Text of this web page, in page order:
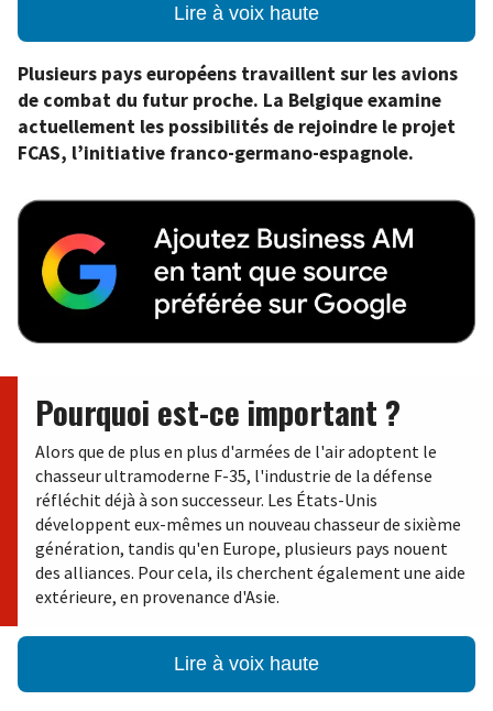
Lire à voix haute
Plusieurs pays européens travaillent sur les avions
de combat du futur proche. La Belgique examine
actuellement les possibilités de rejoindre le projet
FCAS, l’initiative franco-germano-espagnole.
Pourquoi est-ce important ?
Alors que de plus en plus d'armées de l'air adoptent le
chasseur ultramoderne F-35, l'industrie de la défense
réfléchit déjà à son successeur. Les États-Unis
développent eux-mêmes un nouveau chasseur de sixième
génération, tandis qu'en Europe, plusieurs pays nouent
des alliances. Pour cela, ils cherchent également une aide
extérieure, en provenance d'Asie.
Lire à voix haute